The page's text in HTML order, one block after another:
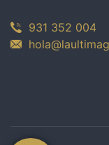
931 352 004